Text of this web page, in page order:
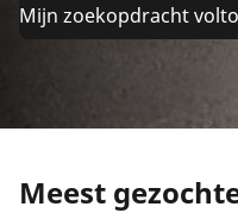
Mijn zoekopdracht
Meest